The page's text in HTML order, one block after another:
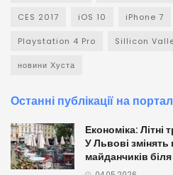
CES 2017 iOS 10 iPhone 7
Playstation 4 Pro Sillicon
новини Хуста
Останні публікації на
Економіка:
У Львові
майданчиків